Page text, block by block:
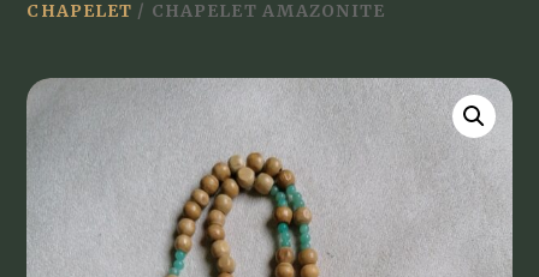
CHAPELET / CHAPELET AMAZONITE